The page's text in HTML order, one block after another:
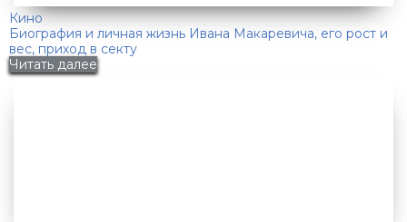
Кино
Биография и личная жизнь Ивана Макаревича, его рост и
вес, приход в секту
Читать далее